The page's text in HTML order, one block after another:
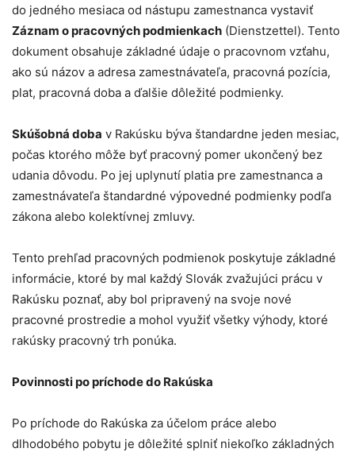
do jedného mesiaca od nástupu zamestnanca vystaviť
Záznam o pracovných podmienkach (Dienstzettel). Tento
dokument obsahuje základné údaje o pracovnom vzťahu,
ako sú názov a adresa zamestnávateľa, pracovná pozícia,
plat, pracovná doba a ďalšie dôležité podmienky.
Skúšobná doba v Rakúsku býva štandardne jeden mesiac,
počas ktorého môže byť pracovný pomer ukončený bez
udania dôvodu. Po jej uplynutí platia pre zamestnanca a
zamestnávateľa štandardné výpovedné podmienky podľa
zákona alebo kolektívnej zmluvy.
Tento prehľad pracovných podmienok poskytuje základné
informácie, ktoré by mal každý Slovák zvažujúci prácu v
Rakúsku poznať, aby bol pripravený na svoje nové
pracovné prostredie a mohol využiť všetky výhody, ktoré
rakúsky pracovný trh ponúka.
Povinnosti po príchode do Rakúska
Po príchode do Rakúska za účelom práce alebo
dlhodobého pobytu je dôležité splniť niekoľko základných